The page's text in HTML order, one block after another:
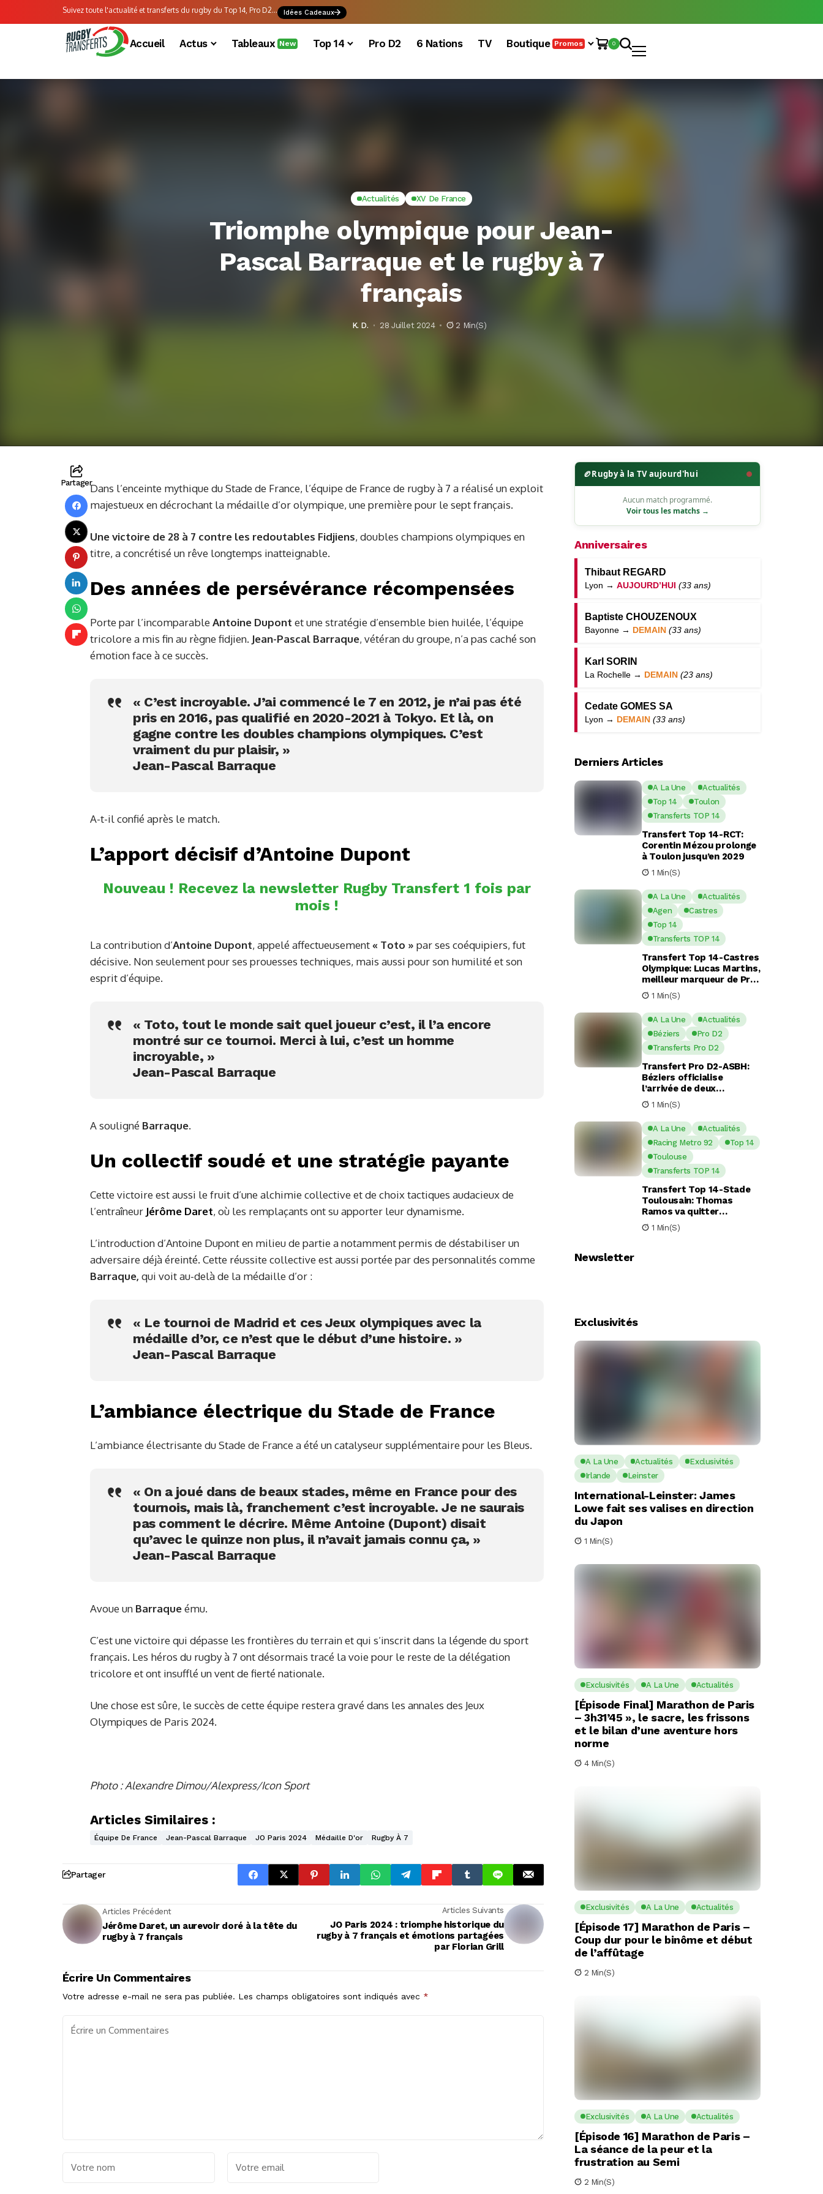
Suivez toute l'actualité et transferts du rugby du Top 14, Pro D2... Idées Cadeaux
Accueil Actus Tableaux New Top 14 Pro D2 6 Nations TV Boutique Promos 0
Actualités XV De France
Triomphe olympique pour Jean-
Pascal Barraque et le rugby à 7
français
K. D. 28 Juillet 2024 2 Min(s)
PartagerDans l’enceinte mythique du Stade de France, l’équipe de France de rugby à 7 a réalisé un exploit
majestueux en décrochant la médaille d’or olympique, une première pour le sept français.
Une victoire de 28 à 7 contre les redoutables Fidjiens, doubles champions olympiques en
titre, a concrétisé un rêve longtemps inatteignable.
Des années de persévérance récompensées
Porte par l’incomparable Antoine Dupont et une stratégie d’ensemble bien huilée, l’équipe
tricolore a mis fin au règne fidjien. Jean-Pascal Barraque, vétéran du groupe, n’a pas caché son
émotion face à ce succès.
« C’est incroyable. J’ai commencé le 7 en 2012, je n’ai pas été
pris en 2016, pas qualifié en 2020-2021 à Tokyo. Et là, on
gagne contre les doubles champions olympiques. C’est
vraiment du pur plaisir, »
Jean-Pascal Barraque
A-t-il confié après le match.
L’apport décisif d’Antoine Dupont
Nouveau ! Recevez la newsletter Rugby Transfert 1 fois par
mois !
La contribution d’Antoine Dupont, appelé affectueusement« Toto » par ses coéquipiers, fut
décisive. Non seulement pour ses prouesses techniques, mais aussi pour son humilité et son
esprit d’équipe.
« Toto, tout le monde sait quel joueur c’est, il l’a encore
montré sur ce tournoi. Merci à lui, c’est un homme
incroyable, »
Jean-Pascal Barraque
A souligné Barraque.
Un collectif soudé et une stratégie payante
Cette victoire est aussi le fruit d’une alchimie collective et de choix tactiques audacieux de
l’entraîneur Jérôme Daret, où les remplaçants ont su apporter leur dynamisme.
L’introduction d’Antoine Dupont en milieu de partie a notamment permis de déstabiliser un
adversaire déjà éreinté. Cette réussite collective est aussi portée par des personnalités comme
Barraque, qui voit au-delà de la médaille d’or :
« Le tournoi de Madrid et ces Jeux olympiques avec la
médaille d’or, ce n’est que le début d’une histoire. »
Jean-Pascal Barraque
L’ambiance électrique du Stade de France
L’ambiance électrisante du Stade de France a été un catalyseur supplémentaire pour les Bleus.
« On a joué dans de beaux stades, même en France pour des
tournois, mais là, franchement c’est incroyable. Je ne saurais
pas comment le décrire. Même Antoine (Dupont) disait
qu’avec le quinze non plus, il n’avait jamais connu ça, »
Jean-Pascal Barraque
Avoue un Barraqueému.
C’est une victoire qui dépasse les frontières du terrain et qui s’inscrit dans la légende du sport
français. Les héros du rugby à 7 ont désormais tracé la voie pour le reste de la délégation
tricolore et ont insufflé un vent de fierté nationale.
Une chose est sûre, le succès de cette équipe restera gravé dans les annales des Jeux
Olympiques de Paris 2024.
Photo : Alexandre Dimou/Alexpress/Icon Sport
Articles Similaires :
Équipe De France Jean-Pascal Barraque JO Paris 2024 Médaille D'or Rugby À 7
Partager
Articles Précédent
Jérôme Daret, un aurevoir doré à la tête du
rugby à 7 français
Articles Suivants
JO Paris 2024 : triomphe historique du
rugby à 7 français et émotions partagées
par Florian Grill
Écrire Un Commentaires
Votre adresse e-mail ne sera pas publiée. Les champs obligatoires sont indiqués avec *
🏉Rugby à la TV aujourd'hui
Aucun match programmé.
Voir tous les matchs →
Anniversaires
Thibaut REGARD
Lyon → AUJOURD’HUI (33 ans)
Baptiste CHOUZENOUX
Bayonne → DEMAIN (33 ans)
Karl SORIN
La Rochelle → DEMAIN (23 ans)
Cedate GOMES SA
Lyon → DEMAIN (33 ans)
Derniers Articles
A La Une
Actualités
Top 14
Toulon
Transferts TOP 14
Transfert Top 14-RCT:
Corentin Mézou prolonge
à Toulon jusqu’en 2029
1 Min(s)
A La Une
Actualités
Agen
Castres
Top 14
Transferts TOP 14
Transfert Top 14-Castres
Olympique: Lucas Martins,
meilleur marqueur de Pro
D2, en route pour Castres
?
1 Min(s)
A La Une
Actualités
Béziers
Pro D2
Transferts Pro D2
Transfert Pro D2-ASBH:
Béziers officialise
l’arrivée de deux
nouveaux piliers pour la
saison à venir
1 Min(s)
A La Une
Actualités
Racing Metro 92
Top 14
Toulouse
Transferts TOP 14
Transfert Top 14-Stade
Toulousain: Thomas
Ramos va quitter
Toulouse pour le Racing
92
1 Min(s)
Newsletter
Exclusivités
A La Une Actualités
Exclusivités
Irlande
Leinster
International-Leinster: James
Lowe fait ses valises en direction
du Japon
1 Min(s)
Exclusivités A La Une Actualités
[Épisode Final] Marathon de Paris
– 3h31’45 », le sacre, les frissons
et le bilan d’une aventure hors
norme
4 Min(s)
Exclusivités A La Une Actualités
[Épisode 17] Marathon de Paris –
Coup dur pour le binôme et début
de l’affûtage
2 Min(s)
Exclusivités A La Une Actualités
[Épisode 16] Marathon de Paris –
La séance de la peur et la
frustration au Semi
2 Min(s)